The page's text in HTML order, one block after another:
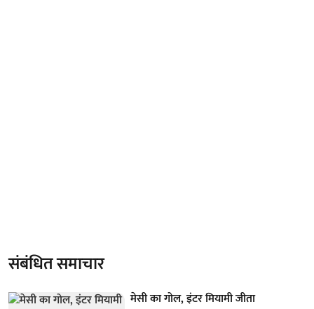
संबंधित समाचार
मेसी का गोल, इंटर मियामी जीता